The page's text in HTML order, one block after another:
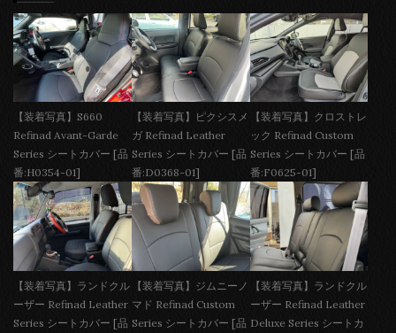
【装着写真】S660
Refinad Avant-Garde
Series シートカバー [品
番:H0354-01]
【装着写真】ピクシスメ
ガ Refinad Leather
Series シートカバー [品
番:D0368-01]
【装着写真】クロストレ
ック Refinad Custom
Series シートカバー [品
番:F0625-01]
【装着写真】ランドクル
ーザー Refinad Leather
Series シートカバー [品
【装着写真】ジムニーノ
マド Refinad Custom
Series シートカバー [品
【装着写真】ランドクル
ーザー Refinad Leather
Deluxe Series シートカ